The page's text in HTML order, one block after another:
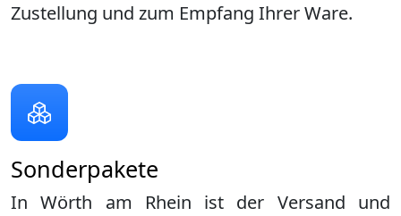
Zustellung und zum Empfang Ihrer Ware.
Sonderpakete
In Wörth am Rhein ist der Versand und